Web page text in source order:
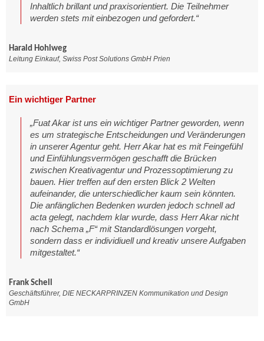
Inhaltlich brillant und praxisorientiert. Die Teilnehmer
werden stets mit einbezogen und gefordert.“
Harald Hohlweg
Leitung Einkauf, Swiss Post Solutions GmbH Prien
Ein wichtiger Partner
„Fuat Akar ist uns ein wichtiger Partner geworden, wenn
es um strategische Entscheidungen und Veränderungen
in unserer Agentur geht. Herr Akar hat es mit Feingefühl
und Einfühlungsvermögen geschafft die Brücken
zwischen Kreativagentur und Prozessoptimierung zu
bauen. Hier treffen auf den ersten Blick 2 Welten
aufeinander, die unterschiedlicher kaum sein könnten.
Die anfänglichen Bedenken wurden jedoch schnell ad
acta gelegt, nachdem klar wurde, dass Herr Akar nicht
nach Schema „F“ mit Standardlösungen vorgeht,
sondern dass er individiuell und kreativ unsere Aufgaben
mitgestaltet.“
Frank Schell
Geschäftsführer, DIE NECKARPRINZEN Kommunikation und Design
GmbH